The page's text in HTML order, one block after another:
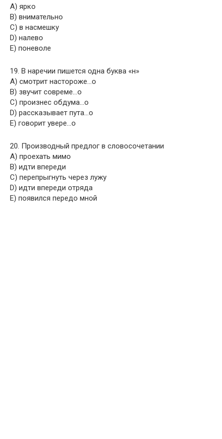
A) ярко
B) внимательно
C) в насмешку
D) налево
E) поневоле
19. В наречии пишется одна буква «н»
A) смотрит настороже…о
B) звучит совреме…о
C) произнес обдума…о
D) рассказывает пута…о
E) говорит увере…о
20. Производный предлог в словосочетании
A) проехать мимо
B) идти впереди
C) перепрыгнуть через лужу
D) идти впереди отряда
E) появился передо мной